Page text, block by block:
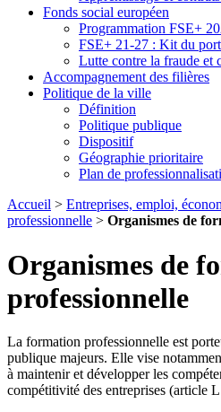
Fonds social européen
Programmation FSE+
FSE+ 21-27 : Kit du
Lutte contre la fraude et
Accompagnement des filières
Politique de la ville
Définition
Politique publique
Dispositif
Géographie prioritaire
Plan de
Accueil > Entreprises, emploi,
professionnelle > Organismes de
Organismes de
professionnelle
La formation professionnelle est
publique majeurs. Elle vise
à maintenir et développer les
compétitivité des entreprises (article